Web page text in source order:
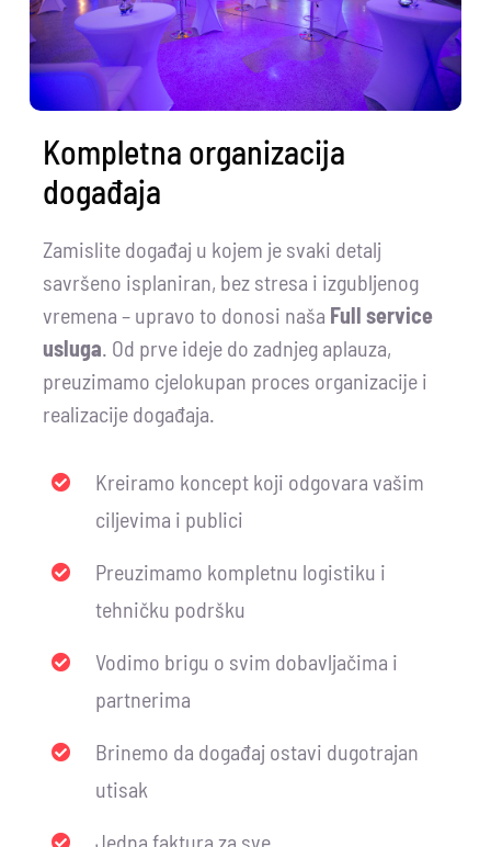
Kompletna organizacija
događaja
Zamislite događaj u kojem je svaki detalj
savršeno isplaniran, bez stresa i izgubljenog
vremena – upravo to donosi naša Full service
usluga. Od prve ideje do zadnjeg aplauza,
preuzimamo cjelokupan proces organizacije i
realizacije događaja.
Kreiramo koncept koji odgovara vašim
ciljevima i publici
Preuzimamo kompletnu logistiku i
tehničku podršku
Vodimo brigu o svim dobavljačima i
partnerima
Brinemo da događaj ostavi dugotrajan
utisak